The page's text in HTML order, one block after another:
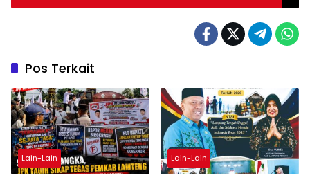
Pos Terkait
Lain-Lain Lain-Lain